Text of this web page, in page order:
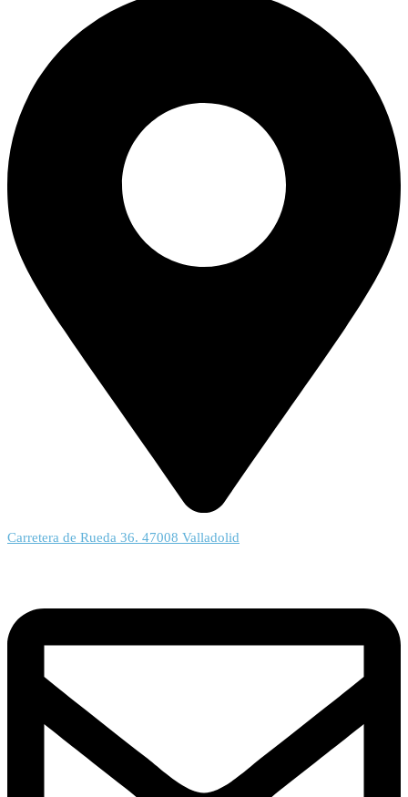
Carretera de Rueda 36. 47008 Valladolid